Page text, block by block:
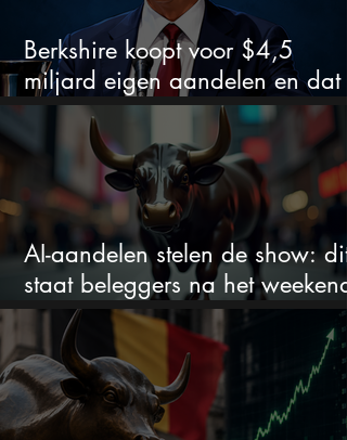
Berkshire koopt voor $4,5
miljard eigen aandelen en dat
zegt veel over de waardering
AI-aandelen stelen de show: dit
staat beleggers na het weekend
te wachten